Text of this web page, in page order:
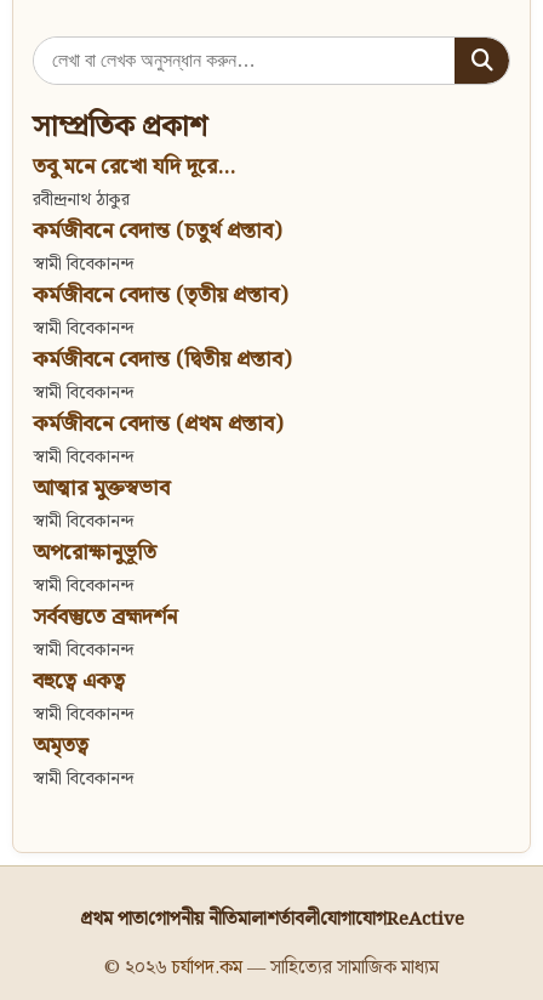
Search
for:
সাম্প্রতিক প্রকাশ
তবু মনে রেখো যদি দূরে...
রবীন্দ্রনাথ ঠাকুর
কর্মজীবনে বেদান্ত (চতুর্থ প্রস্তাব)
স্বামী বিবেকানন্দ
কর্মজীবনে বেদান্ত (তৃতীয় প্রস্তাব)
স্বামী বিবেকানন্দ
কর্মজীবনে বেদান্ত (দ্বিতীয় প্রস্তাব)
স্বামী বিবেকানন্দ
কর্মজীবনে বেদান্ত (প্রথম প্রস্তাব)
স্বামী বিবেকানন্দ
আত্মার মুক্তস্বভাব
স্বামী বিবেকানন্দ
অপরোক্ষানুভূতি
স্বামী বিবেকানন্দ
সর্ববস্তুতে ব্রহ্মদর্শন
স্বামী বিবেকানন্দ
বহুত্বে একত্ব
স্বামী বিবেকানন্দ
অমৃতত্ব
স্বামী বিবেকানন্দ
প্রথম পাতাগোপনীয় নীতিমালাশর্তাবলীযোগাযোগReActive
© ২০২৬চর্যাপদ.কম— সাহিত্যের সামাজিক মাধ্যম